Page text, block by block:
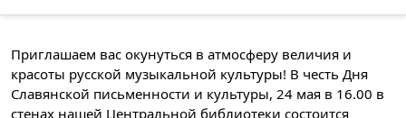
Приглашаем вас окунуться в атмосферу величия и
красоты русской музыкальной культуры! В честь Дня
Славянской письменности и культуры, 24 мая в 16.00 в
стенах нашей Центральной библиотеки состоится